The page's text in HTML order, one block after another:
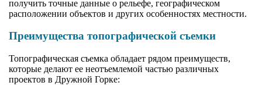
получить точные данные о рельефе, географическом
расположении объектов и других особенностях местности.
Преимущества топографической съемки
Топографическая съемка обладает рядом преимуществ,
которые делают ее неотъемлемой частью различных
проектов в Дружной Горке: